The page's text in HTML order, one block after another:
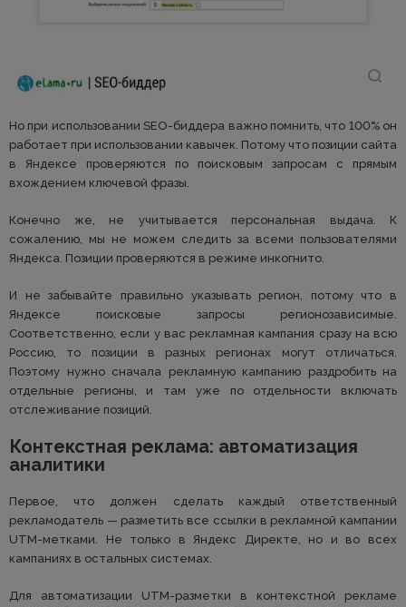
Но при использовании SEO-биддера важно помнить, что 100% он
работает при использовании кавычек. Потому что позиции сайта
в Яндексе проверяются по поисковым запросам с прямым
вхождением ключевой фразы.
Конечно же, не учитывается персональная выдача. К
сожалению, мы не можем следить за всеми пользователями
Яндекса. Позиции проверяются в режиме инкогнито.
И не забывайте правильно указывать регион, потому что в
Яндексе поисковые запросы регионозависимые.
Соответственно, если у вас рекламная кампания сразу на всю
Россию, то позиции в разных регионах могут отличаться.
Поэтому нужно сначала рекламную кампанию раздробить на
отдельные регионы, и там уже по отдельности включать
отслеживание позиций.
Контекстная реклама: автоматизация
аналитики
Первое, что должен сделать каждый ответственный
рекламодатель — разметить все ссылки в рекламной кампании
UTM-метками. Не только в Яндекс Директе, но и во всех
кампаниях в остальных системах.
Для автоматизации UTM-разметки в контекстной рекламе